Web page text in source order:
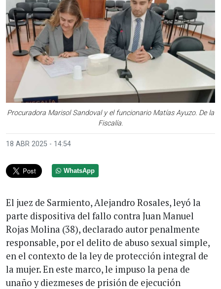
Procuradora Marisol Sandoval y el funcionario Matías Ayuzo. De la
Fiscalía.
18 ABR 2025 - 14:54
WhatsApp
El juez de Sarmiento, Alejandro Rosales, leyó la
parte dispositiva del fallo contra Juan Manuel
Rojas Molina (38), declarado autor penalmente
responsable, por el delito de abuso sexual simple,
en el contexto de la ley de protección integral de
la mujer. En este marco, le impuso la pena de
unaño y diezmeses de prisión de ejecución